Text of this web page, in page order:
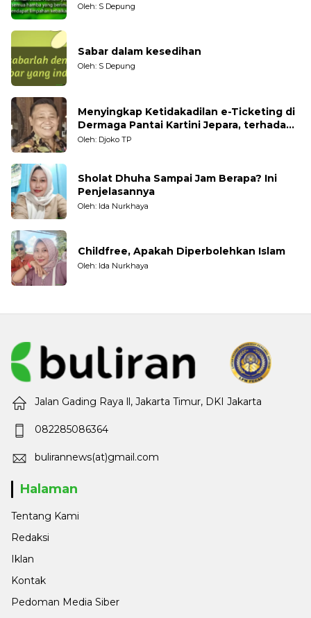
Oleh: S Depung
Sabar dalam kesedihan
Oleh: S Depung
Menyingkap Ketidakadilan e-Ticketing di
Dermaga Pantai Kartini Jepara, terhadap
Nelayan Tradisional
Oleh: Djoko TP
Sholat Dhuha Sampai Jam Berapa? Ini
Penjelasannya
Oleh: Ida Nurkhaya
Childfree, Apakah Diperbolehkan Islam
Oleh: Ida Nurkhaya
Jalan Gading Raya ll, Jakarta Timur, DKI Jakarta
082285086364
bulirannews(at)gmail.com
Halaman
Tentang Kami
Redaksi
Iklan
Kontak
Pedoman Media Siber